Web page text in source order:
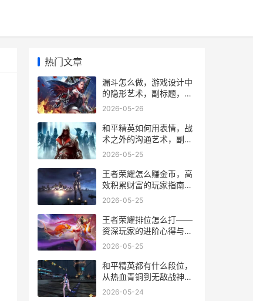
热门文章
漏斗怎么做，游戏设计中
的隐形艺术，副标题，资
深玩家解析心流掌控之道
2026-05-26
和平精英如何用表情，战
术之外的沟通艺术，副标
题，指尖舞动的无声战歌
2026-05-25
王者荣耀怎么赚金币，高
效积累财富的玩家指南，
副标题，资深玩家的金币
2026-05-25
王者荣耀排位怎么打——
资深玩家的进阶心得与实
战要诀
2026-05-25
和平精英都有什么段位，
从热血青铜到无敌战神之
路
2026-05-24